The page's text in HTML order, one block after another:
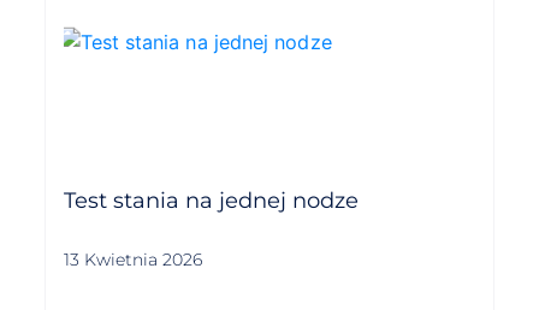
Test stania na jednej nodze
13 Kwietnia 2026